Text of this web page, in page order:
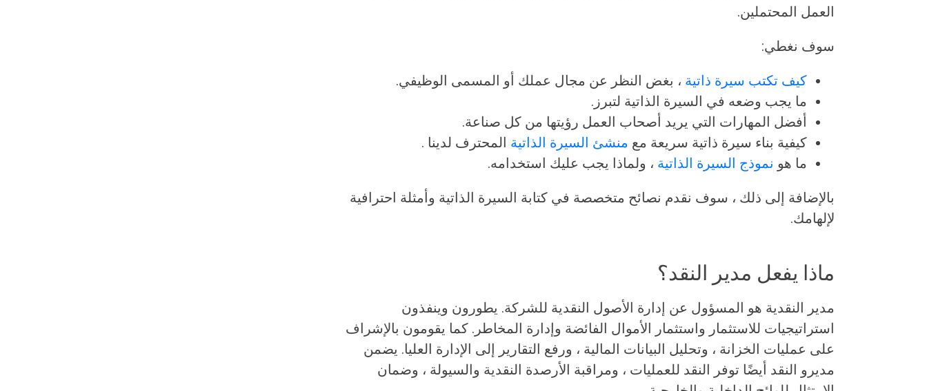
العمل المحتملين.
سوف نغطي:
كيف تكتب سيرة ذاتية ، بغض النظر عن مجال عملك أو المسمى الوظيفي.
ما يجب وضعه في السيرة الذاتية لتبرز.
أفضل المهارات التي يريد أصحاب العمل رؤيتها من كل صناعة.
كيفية بناء سيرة ذاتية سريعة مع منشئ السيرة الذاتية المحترف لدينا .
ما هو نموذج السيرة الذاتية ، ولماذا يجب عليك استخدامه.
بالإضافة إلى ذلك ، سوف نقدم نصائح متخصصة في كتابة السيرة الذاتية وأمثلة احترافية
لإلهامك.
ماذا يفعل مدير النقد؟
مدير النقدية هو المسؤول عن إدارة الأصول النقدية للشركة. يطورون وينفذون
استراتيجيات للاستثمار واستثمار الأموال الفائضة وإدارة المخاطر. كما يقومون بالإشراف
على عمليات الخزانة ، وتحليل البيانات المالية ، ورفع التقارير إلى الإدارة العليا. يضمن
مديرو النقد أيضًا توفر النقد للعمليات ، ومراقبة الأرصدة النقدية والسيولة ، وضمان